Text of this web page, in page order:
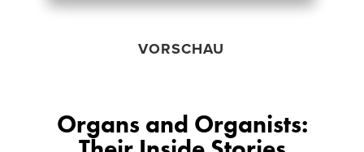
VORSCHAU
Organs and Organists: